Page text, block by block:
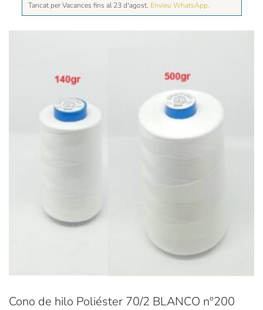
Tancat per Vacances fins al 23 d'agost. Envieu WhatsApp.
Cono de hilo Poliéster 70/2 BLANCO nº200